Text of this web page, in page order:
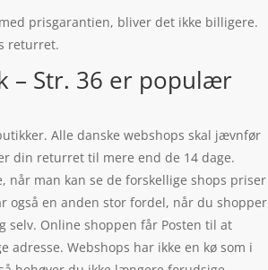
med prisgarantien, bliver det ikke billigere.
returret.
– Str. 36 er populær
Alle danske webshops skal jævnfør
din returret til mere end de 14 dage.
man kan se de forskellige shops priser
også en anden stor fordel, når du shopper
Online shoppen får Posten til at
Webshops har ikke en kø som i